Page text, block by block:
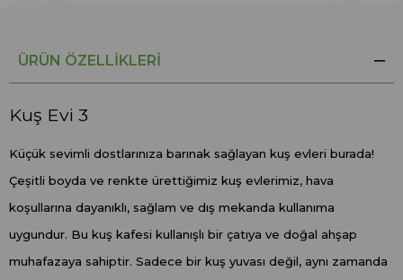
ÜRÜN ÖZELLIKLERI
Kuş Evi 3
Küçük sevimli dostlarınıza barınak sağlayan kuş evleri burada!
Çeşitli boyda ve renkte ürettiğimiz kuş evlerimiz, hava
koşullarına dayanıklı, sağlam ve dış mekanda kullanıma
uygundur. Bu kuş kafesi kullanışlı bir çatıya ve doğal ahşap
muhafazaya sahiptir. Sadece bir kuş yuvası değil, aynı zamanda